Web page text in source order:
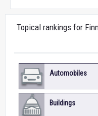
Topical rankings for
Automobiles
Buildings